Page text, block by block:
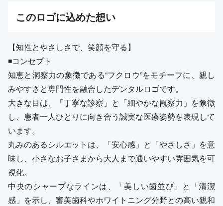
このロゴに込めた想い
【知性とやさしさで、笑顔を守る】
◾️コンセプト
知恵と洞察力の象徴である“フクロウ”をモチーフに、親し
みやすさと専門性を融合したデンタルロゴです。
大きな目は、「丁寧な診察」と「細やかな観察力」を象徴
し、患者一人ひとりに向き合う誠実な医療姿勢を表現して
います。
丸みのあるシルエットは、「安心感」と「やさしさ」を意
味し、小さなお子さまから大人まで通いやすい雰囲気を可
視化。
中央のシャープなラインは、「美しい歯並び」と「清潔
感」を示し、審美歯科やホワイトニング分野との高い親和